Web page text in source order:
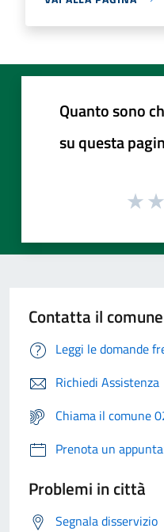
Quanto sono
su questa
Contatta il comune
Leggi le domande
Richiedi Assistenza
Chiama il comune
Prenota un
Problemi in città
Segnala disservizio